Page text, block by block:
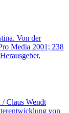
Von der
Media 2001; 238
Claus Wendt
von